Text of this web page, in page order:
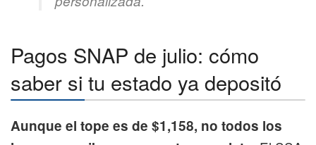
Pagos SNAP de julio: cómo
saber si tu estado ya depositó
Aunque el tope es de $1,158, no todos los